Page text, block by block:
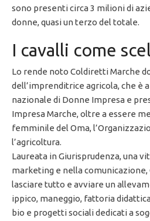
sono presenti circa 3 milioni di
donne, quasi un terzo del totale.
I cavalli come
Lo rende noto Coldiretti Marche
dell’imprenditrice agricola, che è
nazionale di Donne Impresa e
Impresa Marche, oltre a essere
femminile del Oma,
l’agricoltura.
Laureata in Giurisprudenza, una
marketing e nella comunicazione,
lasciare tutto e avviare un
ippico, maneggio, fattoria
bio e progetti sociali dedicati a